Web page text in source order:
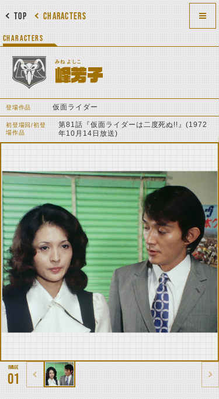
CHARACTERS
TOP
CHARACTERS
みね よしこ
峰芳子
登場作品 仮面ライダー
初登場回/初登
場作品
第81話『仮面ライダーは二度死ぬ!!』(1972
年10月14日放送)
01